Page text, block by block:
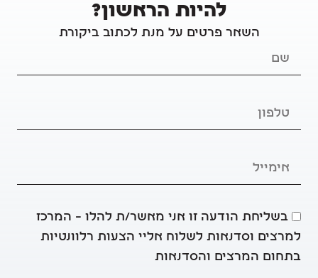
להיות הראשון?
השאר פרטים על מנת לכתוב ביקורת
בשליחת הודעה זו אני מאשר/ת להלו – המרכז
למרצים וסדנאות לשלוח אליי הצעות רלוונטיות
בתחום המרצים והסדנאות